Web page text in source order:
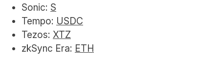
Sonic: S
Tempo: USDC
Tezos: XTZ
zkSync Era: ETH